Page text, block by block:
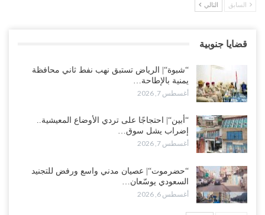
“حضرموت“| عصيان مدني واسع ورفض للتجنيد السعودي يوسّعان
واسعة وإعادة ترتيب المشهد العسكري..!
أغسطس 6, 2026
ضربات صنعاء تربك التحشيدات السعودية شرق اليمن.. خسائر بشرية
وانسحابات وفوضى تعصف بمعسكرات حضرموت ومأرب..!
أغسطس 6, 2026
تداعيات هروب باكريت تتصاعد.. اعتقالات في الرياض وتوتر قبلي يهدد
بتعقيد المشهد في المهرة..!
أغسطس 6, 2026
السابق التالي
قضايا جنوبية
“شبوة“| الرياض تستبق نهب نفط ثاني محافظة
يمنية بالإطاحة…
أغسطس 7, 2026
“أبين“| احتجاجًا على تردي الأوضاع المعيشية..
إضراب يشل سوق…
أغسطس 7, 2026
“حضرموت“| عصيان مدني واسع ورفض للتجنيد
السعودي يوسّعان…
أغسطس 6, 2026